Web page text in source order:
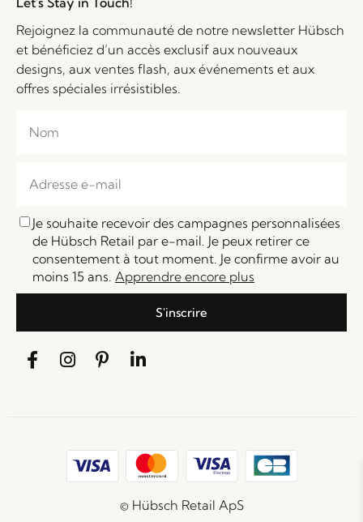
Rejoignez la communauté de notre newsletter Hübsch
et bénéficiez d’un accès exclusif aux nouveaux
designs, aux ventes flash, aux événements et aux
offres spéciales irrésistibles.
Je souhaite recevoir des campagnes personnalisées
de Hübsch Retail par e-mail. Je peux retirer ce
consentement à tout moment. Je confirme avoir au
moins 15 ans. Apprendre encore plus
S'inscrire
© Hübsch Retail ApS